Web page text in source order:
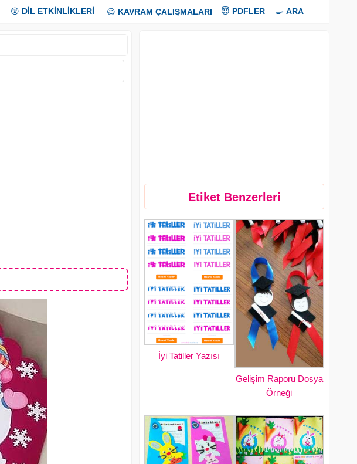
😲 DİL ETKİNLİKLERİ 😃 KAVRAM ÇALIŞMALARI 😇 PDFLER 🍳 ARA
Etiket Benzerleri
İyi Tatiller Yazısı
Gelişim Raporu Dosya
Örneği